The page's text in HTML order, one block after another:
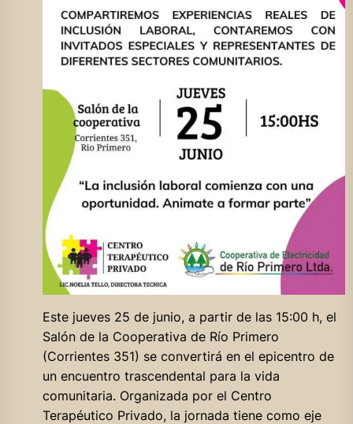
Este jueves 25 de junio, a partir de las 15:00 h, el
Salón de la Cooperativa de Río Primero
(Corrientes 351) se convertirá en el epicentro de
un encuentro trascendental para la vida
comunitaria. Organizada por el Centro
Terapéutico Privado, la jornada tiene como eje